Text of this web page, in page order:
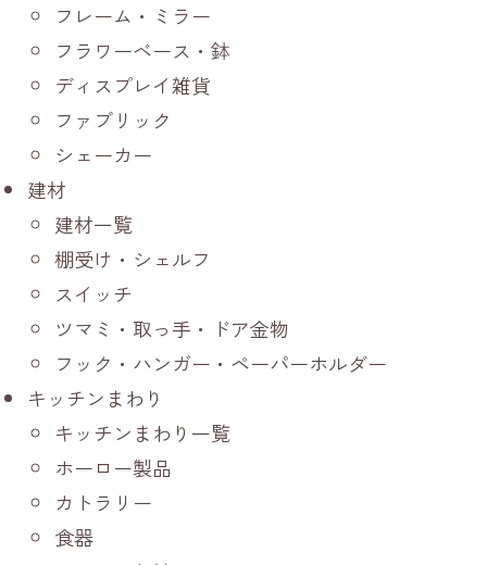
フレーム・ミラー
フラワーベース・鉢
ディスプレイ雑貨
ファブリック
シェーカー
建材
建材一覧
棚受け・シェルフ
スイッチ
ツマミ・取っ手・ドア金物
フック・ハンガー・ペーパーホルダー
キッチンまわり
キッチンまわり一覧
ホーロー製品
カトラリー
食器